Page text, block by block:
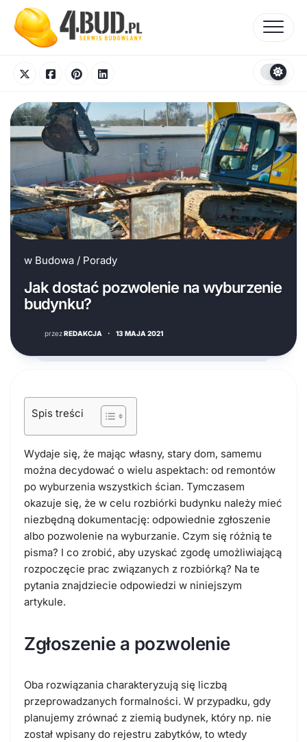
content
w Budowa / Porady
Jak dostać pozwolenie na wyburzenie
budynku?
przezREDAKCJA · 13 MAJA 2021
Spis treści
Wydaje się, że mając własny, stary dom, samemu
można decydować o wielu aspektach: od remontów
po wyburzenia wszystkich ścian. Tymczasem
okazuje się, że w celu rozbiórki budynku należy mieć
niezbędną dokumentację: odpowiednie zgłoszenie
albo pozwolenie na wyburzanie. Czym się różnią te
pisma? I co zrobić, aby uzyskać zgodę umożliwiającą
rozpoczęcie prac związanych z rozbiórką? Na te
pytania znajdziecie odpowiedzi w niniejszym
artykule.
Zgłoszenie a pozwolenie
Oba rozwiązania charakteryzują się liczbą
przeprowadzanych formalności. W przypadku, gdy
planujemy zrównać z ziemią budynek, który np. nie
został wpisany do rejestru zabytków, to wtedy